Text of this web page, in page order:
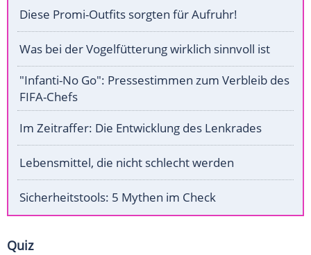
Diese Promi-Outfits sorgten für Aufruhr!
Was bei der Vogelfütterung wirklich sinnvoll ist
"Infanti-No Go": Pressestimmen zum Verbleib des
FIFA-Chefs
Im Zeitraffer: Die Entwicklung des Lenkrades
Lebensmittel, die nicht schlecht werden
Sicherheitstools: 5 Mythen im Check
Quiz